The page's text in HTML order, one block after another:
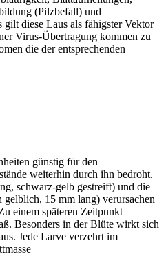
(Pilzbefall) und
diese Laus als fähigster Vektor
Virus-Übertragung kommen zu
die der entsprechenden
günstig für den
weiterhin durch ihn bedroht.
schwarz-gelb gestreift) und die
15 mm lang) verursachen
einem späteren Zeitpunkt
Besonders in der Blüte wirkt sich
Jede Larve verzehrt im